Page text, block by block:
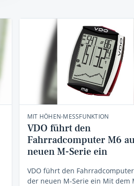
MIT HÖHEN-MESSFUNKTION
VDO führt den
Fahrradcomputer M6
neuen M-Serie ein
VDO führt den
der neuen M-Serie ein Mit dem